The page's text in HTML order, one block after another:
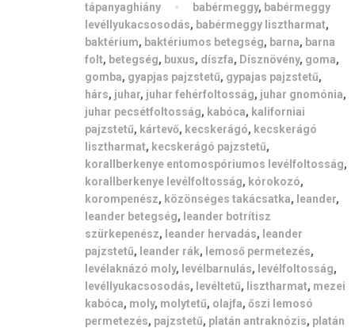
tápanyaghiány
babérmeggy, babérmeggy
levéllyukacsosodás, babérmeggy lisztharmat,
baktérium, baktériumos betegség, barna, barna
folt, betegség, buxus, díszfa, Dísznövény, goma,
gomba, gyapjas pajzstetű, gypajas pajzstetű,
hárs, juhar, juhar fehérfoltosság, juhar gnomónia,
juhar pecsétfoltosság, kabóca, kaliforniai
pajzstetű, kártevő, kecskerágó, kecskerágó
lisztharmat, kecskerágó pajzstetű,
korallberkenye entomospóriumos levélfoltosság,
korallberkenye levélfoltosság, kórokozó,
korompenész, közönséges takácsatka, leander,
leander betegség, leander botrítisz
szürkepenész, leander hervadás, leander
pajzstetű, leander rák, lemoső permetezés,
levélaknázó moly, levélbarnulás, levélfoltosság,
levéllyukacsosodás, levéltetű, lisztharmat, mezei
kabóca, moly, molytetű, olajfa, őszi lemosó
permetezés, pajzstetű, platán antraknózis, platán